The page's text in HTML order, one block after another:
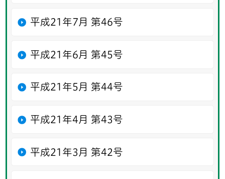
平成21年7月 第46号
平成21年6月 第45号
平成21年5月 第44号
平成21年4月 第43号
平成21年3月 第42号